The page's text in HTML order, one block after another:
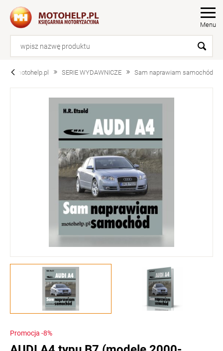
Menu
motohelp.pl SERIE WYDAWNICZE Sam naprawiam samochód
Promocja -8%